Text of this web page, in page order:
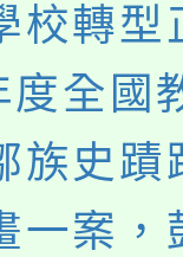
加。
校轉型
全國
族史蹟
一案，